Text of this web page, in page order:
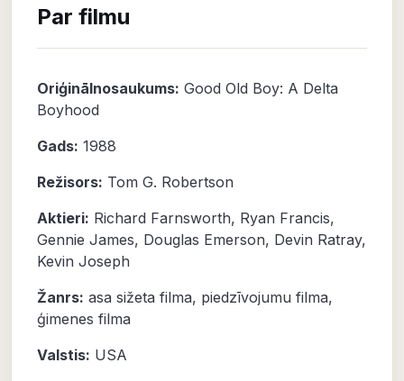
Par filmu
Oriģinālnosaukums: Good Old Boy: A Delta
Boyhood
Gads: 1988
Režisors: Tom G. Robertson
Aktieri: Richard Farnsworth, Ryan Francis,
Gennie James, Douglas Emerson, Devin Ratray,
Kevin Joseph
Žanrs: asa sižeta filma, piedzīvojumu filma,
ģimenes filma
Valstis: USA